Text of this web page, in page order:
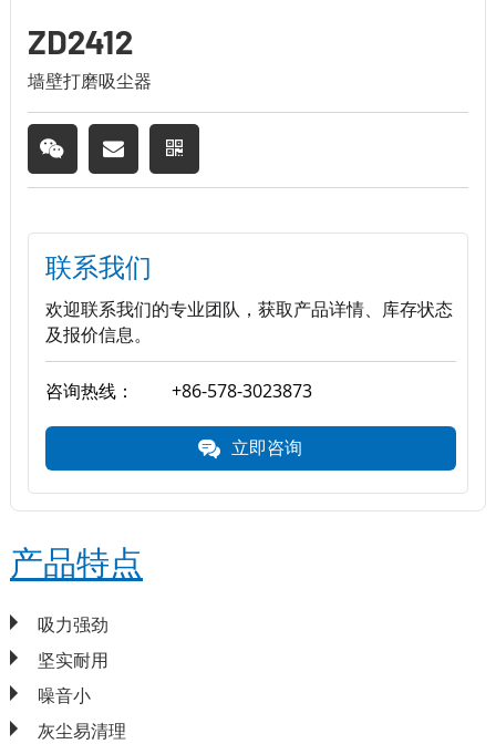
ZD2412
墙壁打磨吸尘器
联系我们
欢迎联系我们的专业团队，获取产品详情、库存状态
及报价信息。
咨询热线： +86-578-3023873
立即咨询
产品特点
吸力强劲
坚实耐用
噪音小
灰尘易清理